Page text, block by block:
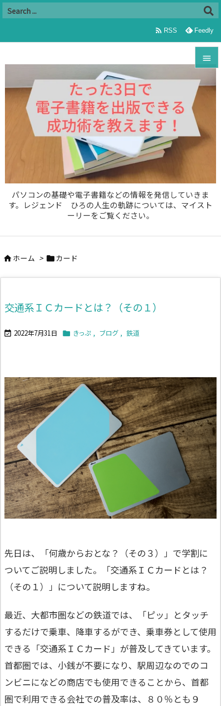
パソコンの基礎や電子書籍などの情報を発信していきま
す。レジェンド ひろの人生の軌跡については、マイスト
ーリーをご覧ください。


メニュ

前へ

検索
 RSS Feedly
 ホーム > カード
交通系ＩＣカードとは？（その１）
 2022年7月31日  きっぷ , ブログ , 鉄道
先日は、「何歳からおとな？（その３）」で学割に
ついてご説明しました。「交通系ＩＣカードとは？
（その１）」について説明しますね。
最近、大都市圏などの鉄道では、「ピッ」とタッチ
するだけで乗車、降車するができ、乗車券として使用
できる「交通系ＩＣカード」が普及してきています。
首都圏では、小銭が不要になり、駅周辺なのでのコ
ンビニになどの商店でも使用できることから、首都
圏で利用できる会社での普及率は、８０％とも９